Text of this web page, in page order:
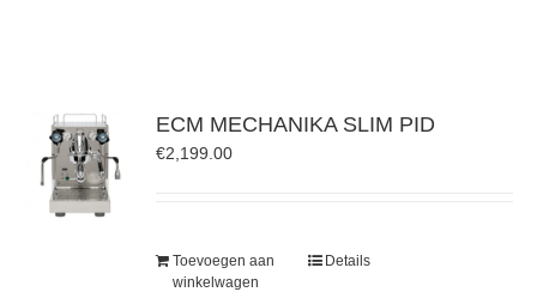
ECM MECHANIKA SLIM PID
€2,199.00
Toevoegen aan
winkelwagen
Details